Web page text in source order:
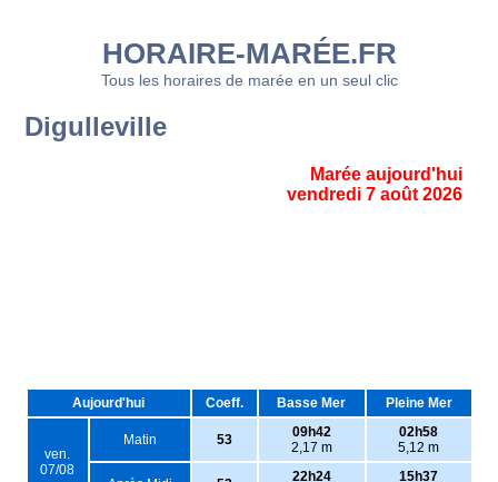
HORAIRE-MARÉE.FR
Tous les horaires de marée en un seul clic
Digulleville
Marée aujourd'hui
vendredi 7 août 2026
Aujourd'hui Coeff. Basse Mer Pleine Mer
ven.
07/08
Matin 53
09h42
2,17 m
02h58
5,12 m
22h24
15h37